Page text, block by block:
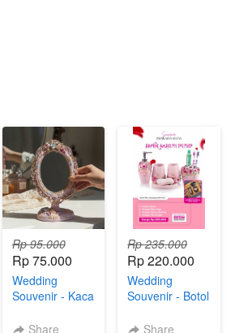
Rp 95.000
Rp 75.000
Wedding
Souvenir - Kaca
Melani Mirror
Share
Rp 235.000
Rp 220.000
Wedding
Souvenir - Botol
SultanShare